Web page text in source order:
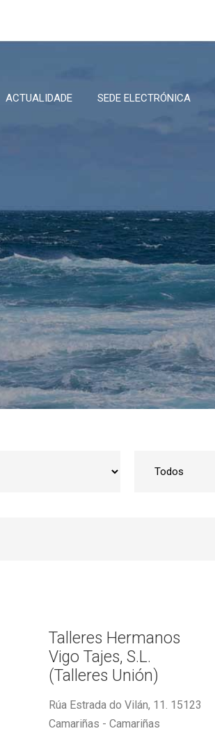
ACTUALIDADE SEDE ELECTRÓNICA
Talleres Hermanos
Vigo Tajes, S.L.
(Talleres Unión)
Rúa Estrada do Vilán, 11. 15123
Camariñas - Camariñas